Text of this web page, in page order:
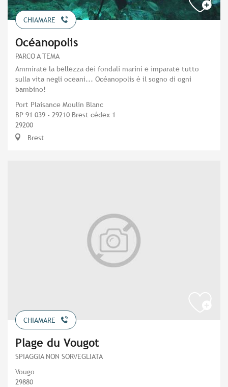
CHIAMARE
Océanopolis
PARCO A TEMA
Ammirate la bellezza dei fondali marini e imparate tutto
sulla vita negli oceani... Océanopolis è il sogno di ogni
bambino!
Port Plaisance Moulin Blanc
BP 91 039 - 29210 Brest cédex 1
29200
Brest
CHIAMARE
Plage du Vougot
SPIAGGIA NON SORVEGLIATA
Vougo
29880